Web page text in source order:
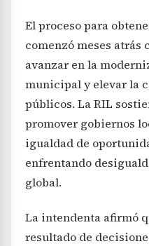
El proceso para
comenzó meses atrás
avanzar en la
municipal y elevar la
públicos. La RIL
promover gobiernos
igualdad de
enfrentando
global.
La intendenta afirmó
resultado de